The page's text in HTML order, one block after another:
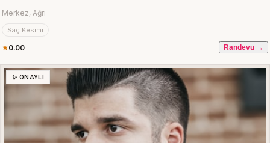
Merkez, Ağrı
Saç Kesimi
0.00 Randevu →
✨ ONAYLI